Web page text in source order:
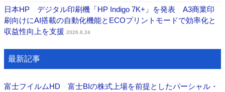
日本HP デジタル印刷機「HP Indigo 7K+」を発表 A3商業印
刷向けにAI搭載の自動化機能とECOプリントモードで効率化と
収益性向上を支援 2026.6.24
最新記事
富士フイルムHD 富士BIの株式上場を前提としたパーシャル・